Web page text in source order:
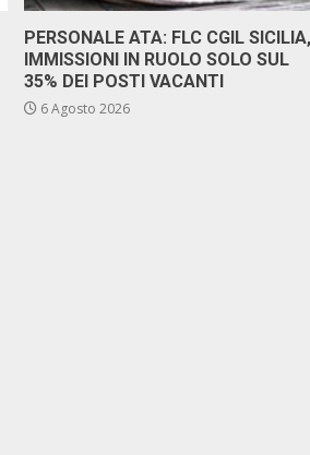
PERSONALE ATA: FLC CGIL SICILIA,
IMMISSIONI IN RUOLO SOLO SUL
35% DEI POSTI VACANTI
6 Agosto 2026